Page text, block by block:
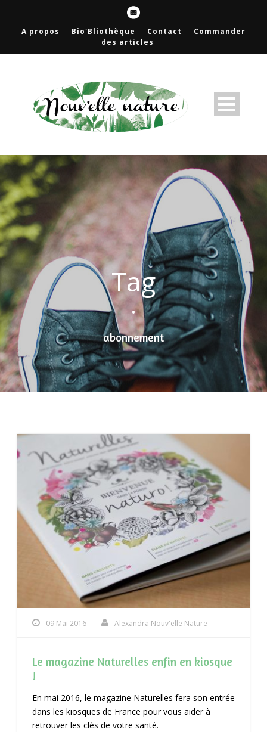
A propos Bio'Bliothèque Contact
Commander
des articles
Tag
•
abonnement
09 Mai 2016 Alexandra Nouv'elle Nature
Le magazine Naturelles enfin en kiosque
!
En mai 2016, le magazine Naturelles fera son entrée
dans les kiosques de France pour vous aider à
retrouver les clés de votre santé.